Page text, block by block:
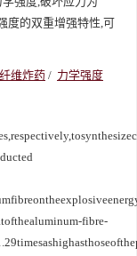
度的双重增强特性,可
维炸药 / 力学强度
fibre-